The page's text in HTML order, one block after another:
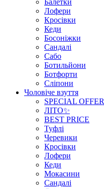
Балетки
Лофери
Кросівки
Кеди
Босоніжки
Сандалі
Сабо
Ботильйони
Ботфорти
Сліпони
Чоловіче взуття
SPECIAL OFFER
ЛІТО✨
BEST PRICE
Туфлі
Черевики
Кросівки
Лофери
Кеди
Мокасини
Сандалі